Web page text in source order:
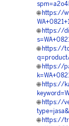
🌐 https://
🌐 https://
🌐 https://
q=product/
🌐 https://
🌐 https://
🌐 https://
🌐 https://